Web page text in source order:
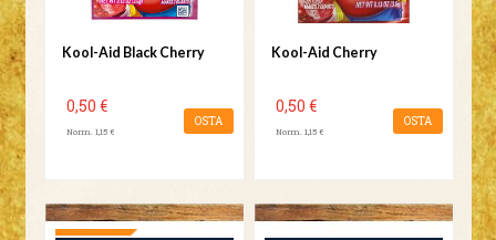
Kool-Aid Black Cherry
0,50 €
Norm. 1,15 €
OSTA
Kool-Aid Cherry
0,50 €
Norm. 1,15 €
OSTA